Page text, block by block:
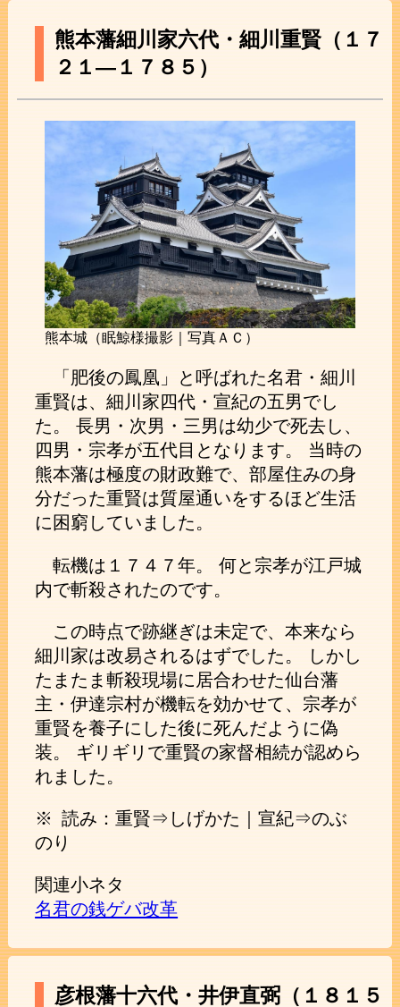
熊本藩細川家六代・細川重賢（１７
２１―１７８５）
熊本城（眠鯨様撮影｜写真ＡＣ）
「肥後の鳳凰」と呼ばれた名君・細川
重賢は、細川家四代・宣紀の五男でし
た。 長男・次男・三男は幼少で死去し、
四男・宗孝が五代目となります。 当時の
熊本藩は極度の財政難で、部屋住みの身
分だった重賢は質屋通いをするほど生活
に困窮していました。
転機は１７４７年。 何と宗孝が江戸城
内で斬殺されたのです。
この時点で跡継ぎは未定で、本来なら
細川家は改易されるはずでした。 しかし
たまたま斬殺現場に居合わせた仙台藩
主・伊達宗村が機転を効かせて、宗孝が
重賢を養子にした後に死んだように偽
装。 ギリギリで重賢の家督相続が認めら
れました。
※ 読み：重賢⇒しげかた｜宣紀⇒のぶ
のり
関連小ネタ
名君の銭ゲバ改革
彦根藩十六代・井伊直弼（１８１５